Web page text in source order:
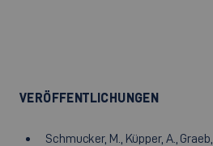
VERÖFFENTLICHUNGEN
Schmucker, M., Küpper, A.,